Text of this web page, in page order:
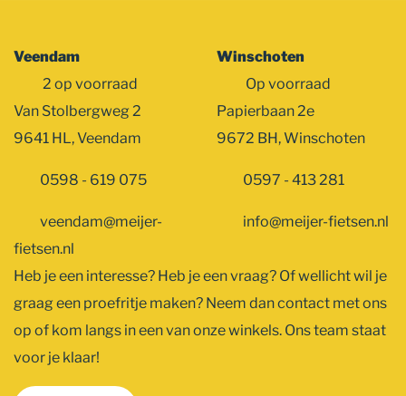
Veendam
2 op voorraad
Van Stolbergweg 2
9641 HL, Veendam
0598 - 619 075
veendam@meijer-
fietsen.nl
Winschoten
Op voorraad
Papierbaan 2e
9672 BH, Winschoten
0597 - 413 281
info@meijer-fietsen.nl
Heb je een interesse? Heb je een vraag? Of wellicht wil je
graag een proefritje maken? Neem dan contact met ons
op of kom langs in een van onze winkels. Ons team staat
voor je klaar!